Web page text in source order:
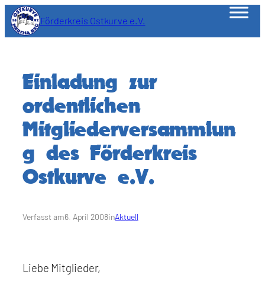
Zum
Inhalt
springen
Förderkreis Ostkurve e.V.
Einladung zur
ordentlichen
Mitgliederversammlun
g des Förderkreis
Ostkurve e.V.
Verfasst am6. April 2008inAktuell
Liebe Mitglieder,